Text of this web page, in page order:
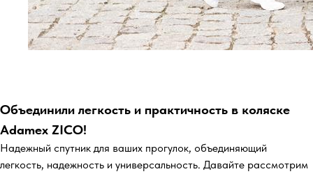
Объединили легкость и практичность в коляске
Adamex ZICO!
Надежный спутник для ваших прогулок, объединяющий
легкость, надежность и универсальность. Давайте рассмотрим